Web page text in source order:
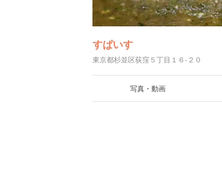
すぱいす
東京都杉並区荻窪５丁目１６-２０
写真・動画